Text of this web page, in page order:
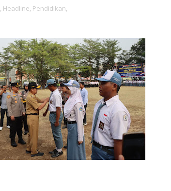
Headline, Pendidikan,